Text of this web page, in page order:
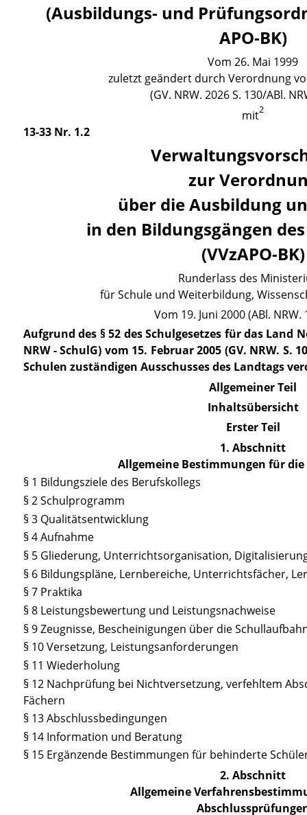
(Ausbildungs- und
APO-BK)
Vom 26. Mai 1999
zuletzt geändert durch Verordnung
(GV. NRW. 2026 S. 130/ABl.
mit2
13-33 Nr. 1.2
zur
über die Ausbildung
in den Bildungsgängen
(VVzAPO-BK)
Runderlass des
für Schule und Weiterbildung,
Vom 19. Juni 2000 (ABl. NRW.
Aufgrund des § 52 des Schulgesetzes für das Land
NRW - SchulG) vom 15. Februar 2005 (GV. NRW.
Schulen zuständigen Ausschusses des Landtags
Allgemeiner Teil
Inhaltsübersicht
Erster Teil
1. Abschnitt
Allgemeine Bestimmungen für
§ 1 Bildungsziele des Berufskollegs
§ 2 Schulprogramm
§ 3 Qualitätsentwicklung
§ 4 Aufnahme
§ 5 Gliederung, Unterrichtsorganisation,
§ 6 Bildungspläne, Lernbereiche, Unterrichtsfächer,
§ 7 Praktika
§ 8 Leistungsbewertung und Leistungsnachweise
§ 9 Zeugnisse, Bescheinigungen über die
§ 10 Versetzung, Leistungsanforderungen
§ 11 Wiederholung
§ 12 Nachprüfung bei Nichtversetzung, verfehltem
Fächern
§ 13 Abschlussbedingungen
§ 14 Information und Beratung
§ 15 Ergänzende Bestimmungen für behinderte
2. Abschnitt
Allgemeine